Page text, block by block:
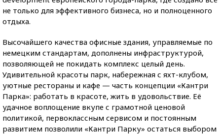
не только для эффективного бизнеса, но и полноценного
отдыха.
Высочайшего качества офисные здания, управляемые по
немецким стандартам, дополнены инфраструктурой,
позволяющей не покидать комплекс целый день.
Удивительной красоты парк, набережная с яхт-клубом,
уютные рестораны и кафе — часть концепции «Кантри
Парка»: работать в красоте, жить в удовольствие. Её
удачное воплощение вкупе с грамотной ценовой
политикой, первоклассным сервисом и постоянным
развитием позволили «Кантри Парку» остаться выбором